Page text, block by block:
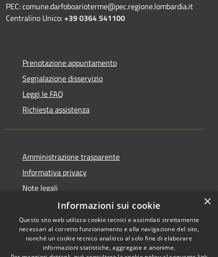
PEC: comune.darfoboarioterme@pec.regione.lombardia.it
Centralino Unico:+39 0364 541100
Prenotazione appuntamento
Segnalazione disservizio
Leggi le FAQ
Richiesta assistenza
Amministrazione trasparente
Informativa privacy
Note legali
Dichiarazione di accessibilità
RSS Copyright © 2026 • Comune di
×
Informazioni sui cookie
Questo sito web utilizza cookie tecnici e assimilati strettamente
necessari al corretto funzionamento e alla navigazione del sito,
nonché un cookie tecnico analitico al solo fine di elaborare
informazioni statistiche, aggregate e anonime.